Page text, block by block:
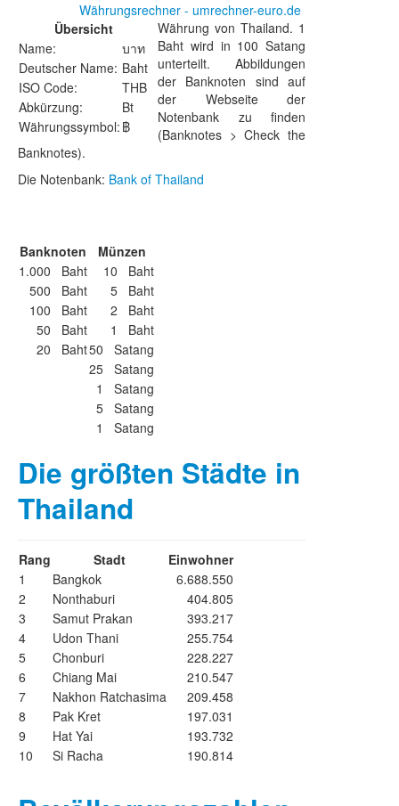
Währungsrechner - umrechner-euro.de
Übersicht
Name:
บาท
Deutscher Name: Baht
ISO Code:
THB
Abkürzung:
Bt
Währungssymbol: ฿
Währung von Thailand. 1
Baht wird in 100 Satang
unterteilt. Abbildungen
der Banknoten sind auf
der Webseite der
Notenbank zu finden
(Banknotes > Check the
Banknotes).
Die Notenbank: Bank of Thailand
Banknoten
Münzen
1.000 Baht
10 Baht
500 Baht
5 Baht
100 Baht
2 Baht
50 Baht
1 Baht
20 Baht50 Satang
25 Satang
1 Satang
5 Satang
1 Satang
Die größten Städte in
Thailand
Rang Stadt
Einwohner
1
Bangkok
6.688.550
2
Nonthaburi
404.805
3
Samut Prakan
393.217
4
Udon Thani
255.754
5
Chonburi
228.227
6
Chiang Mai
210.547
7
Nakhon Ratchasima
209.458
8
Pak Kret
197.031
9
Hat Yai
193.732
10
Si Racha 190.814